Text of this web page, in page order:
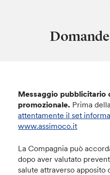
Messaggio pubblicitario
promozionale. Prima
attentamente il set
www.assimoco.it
La Compagnia può
dopo aver valutato
salute attraverso apposito